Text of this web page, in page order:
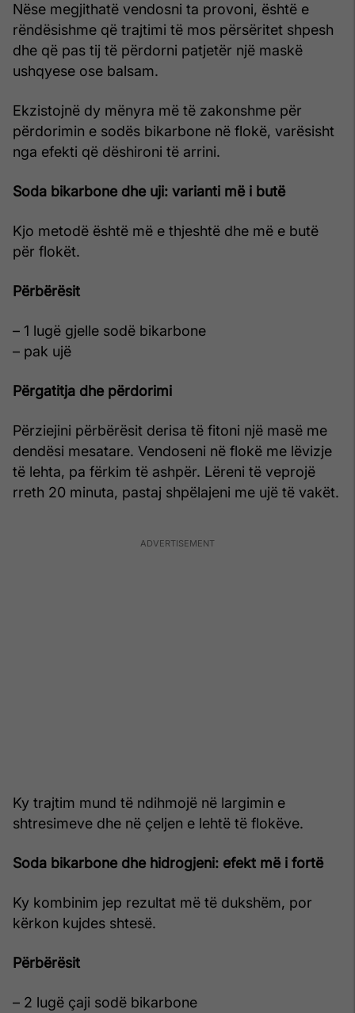
Nëse megjithatë vendosni ta provoni, është e
rëndësishme që trajtimi të mos përsëritet shpesh
dhe që pas tij të përdorni patjetër një maskë
ushqyese ose balsam.
Ekzistojnë dy mënyra më të zakonshme për
përdorimin e sodës bikarbone në flokë, varësisht
nga efekti që dëshironi të arrini.
Soda bikarbone dhe uji: varianti më i butë
Kjo metodë është më e thjeshtë dhe më e butë
për flokët.
Përbërësit
– 1 lugë gjelle sodë bikarbone
– pak ujë
Përgatitja dhe përdorimi
Përziejini përbërësit derisa të fitoni një masë me
dendësi mesatare. Vendoseni në flokë me lëvizje
të lehta, pa fërkim të ashpër. Lëreni të veprojë
rreth 20 minuta, pastaj shpëlajeni me ujë të vakët.
Ky trajtim mund të ndihmojë në largimin e
shtresimeve dhe në çeljen e lehtë të flokëve.
Soda bikarbone dhe hidrogjeni: efekt më i fortë
Ky kombinim jep rezultat më të dukshëm, por
kërkon kujdes shtesë.
Përbërësit
– 2 lugë çaji sodë bikarbone